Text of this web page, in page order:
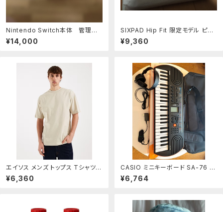
Nintendo Switch本体 管理ナ
ンバー4245
¥14,000
SIXPAD Hip Fit 限定モデル ピン
ク Lサイズ
¥9,360
エイソス メンズ トップス Tシャツ A
SOS DESIGN Essentials relax
ed Tshirt Pelican ベージュ
¥6,360
CASIO ミニキーボード SA-76 本
体 ヘッドホンセット
¥6,764